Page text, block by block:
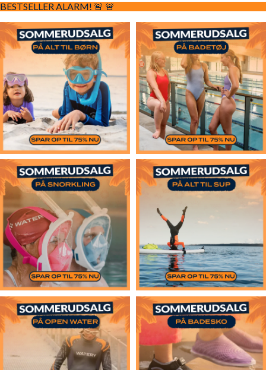
BESTSELLER ALARM! 🚨 🚨